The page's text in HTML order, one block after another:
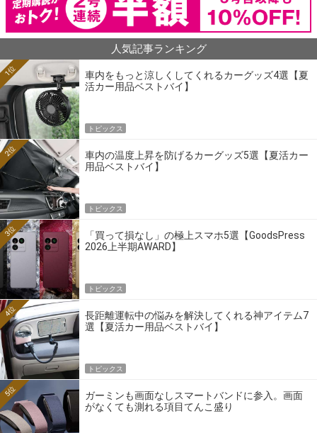
人気記事ランキング
車内をもっと涼しくしてくれるカーグッズ4選【夏
活カー用品ベストバイ】
1位
トピックス
車内の温度上昇を防げるカーグッズ5選【夏活カー
用品ベストバイ】
2位
トピックス
「買って損なし」の極上スマホ5選【GoodsPress
2026上半期AWARD】
3位
トピックス
長距離運転中の悩みを解決してくれる神アイテム7
選【夏活カー用品ベストバイ】
4位
トピックス
ガーミンも画面なしスマートバンドに参入。画面
がなくても測れる項目てんこ盛り
5位